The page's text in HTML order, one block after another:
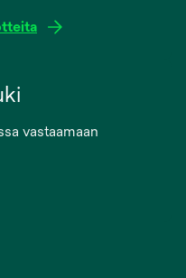
vastaamaan